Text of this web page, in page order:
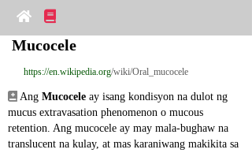
Mucocele
https://en.wikipedia.org/wiki/Oral_mucocele
Ang Mucocele ay isang kondisyon na dulot ng
mucus extravasation phenomenon o mucous
retention. Ang mucocele ay may mala-bughaw na
translucent na kulay, at mas karaniwang makikita sa